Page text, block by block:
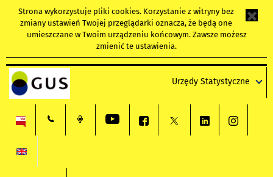
Strona wykorzystuje pliki cookies. Korzystanie z witryny bez
zmiany ustawień Twojej przeglądarki oznacza, że będą one
umieszczane w Twoim urządzeniu końcowym. Zawsze możesz
zmienić te ustawienia.
Urzędy Statystyczne